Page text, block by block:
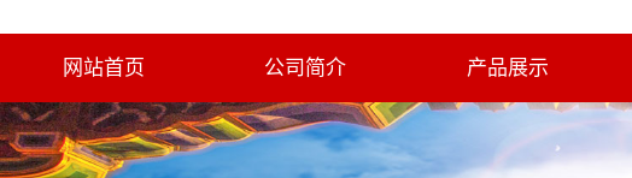
网站首页 公司简介 产品展示